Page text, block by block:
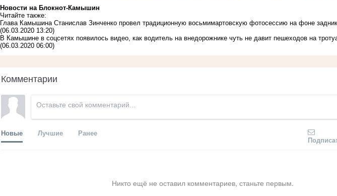
Новости на Блoкнoт-Камышин
Читайте также:
Глава Камышина Станислав Зинченко провел традиционную восьмимартовскую фотосессию на фоне
(06.03.2020 13:20)
В Камышине в соцсетях появилось видео, как водитель на внедорожнике чуть не давит пешеходов на
(06.03.2020 06:00)
Комментарии
Новые Лучшие Ранее
Никто ещё не оставил комментариев, станьте первым.